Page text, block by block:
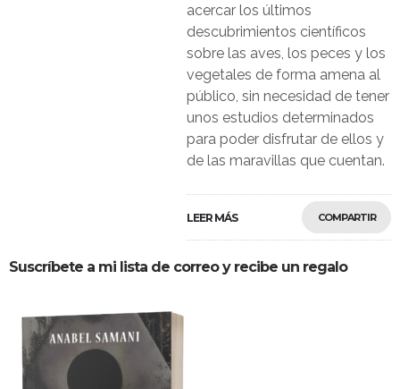
acercar los últimos
descubrimientos científicos
sobre las aves, los peces y los
vegetales de forma amena al
público, sin necesidad de tener
unos estudios determinados
para poder disfrutar de ellos y
de las maravillas que cuentan.
LEER MÁS COMPARTIR
Suscríbete a mi lista de correo y recibe un regalo